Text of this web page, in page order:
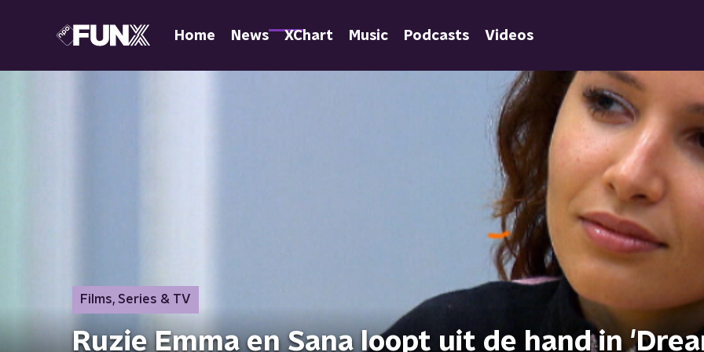
Home News XChart Music Podcasts Videos
Films, Series & TV
Ruzie Emma en Sana loopt uit de hand in